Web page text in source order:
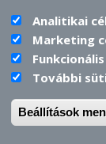
Analitikai
Marketing
További
Beállítások